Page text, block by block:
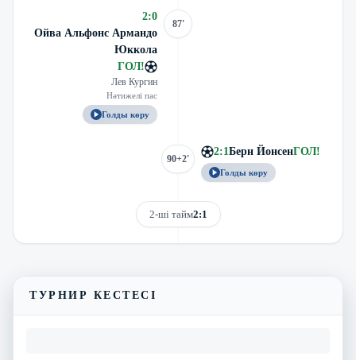
2:0
Ойва Альфонс Армандо
Юккола
ГОЛ!
Лев Кургин
Нәтижелі пас
Голды көру
87'
90+2'
2:1Берн ЙонсенГОЛ!
Голды көру
2-ші тайм2:1
ТУРНИР КЕСТЕСІ